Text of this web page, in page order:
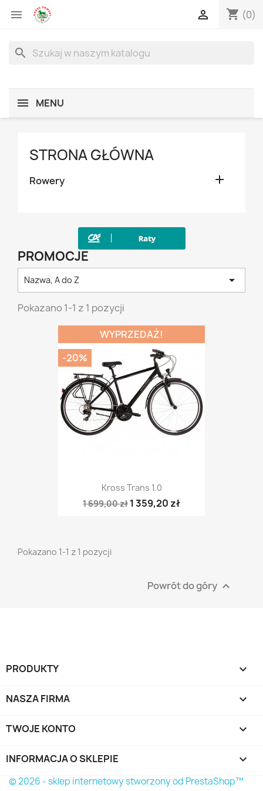
 shopping_cart (0)

search
MENU
STRONA GŁÓWNA
Rowery 
PROMOCJE
Nazwa, A do Z 
Pokazano 1-1 z 1 pozycji
Kross Trans 1.0
1 699,00 zł 1 359,20 zł
WYPRZEDAŻ!
-20%
Pokazano 1-1 z 1 pozycji
Powrót do góry 
PRODUKTY 
NASZA FIRMA 
TWOJE KONTO 
INFORMACJA O SKLEPIE keyboard_arrow_down
© 2026 - sklep internetowy stworzony od PrestaShop™